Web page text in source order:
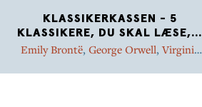
KLASSIKERKASSEN - 5
KLASSIKERE, DU SKAL LÆSE,...
Emily Brontë, George Orwell,Virginia